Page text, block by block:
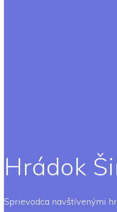
Hrádok
Sprievodca navštívenými